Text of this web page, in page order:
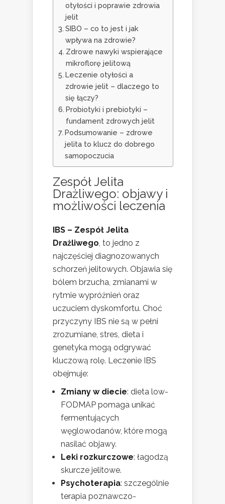
otyłości i poprawie zdrowia
jelit
SIBO – co to jest i jak
wpływa na zdrowie?
Zdrowe nawyki wspierające
mikroflorę jelitową
Leczenie otyłości a
zdrowie jelit – dlaczego to
się łączy?
Probiotyki i prebiotyki –
fundament zdrowych jelit
Podsumowanie – zdrowe
jelita to klucz do dobrego
samopoczucia
Zespół Jelita
Drażliwego: objawy i
możliwości leczenia
IBS – Zespół Jelita
Drażliwego, to jedno z
najczęściej diagnozowanych
schorzeń jelitowych. Objawia się
bólem brzucha, zmianami w
rytmie wypróżnień oraz
uczuciem dyskomfortu. Choć
przyczyny IBS nie są w pełni
zrozumiane, stres, dieta i
genetyka mogą odgrywać
kluczową rolę. Leczenie IBS
obejmuje:
Zmiany w diecie: dieta low-
FODMAP pomaga unikać
fermentujących
węglowodanów, które mogą
nasilać objawy.
Leki rozkurczowe: łagodzą
skurcze jelitowe.
Psychoterapia: szczególnie
terapia poznawczo-